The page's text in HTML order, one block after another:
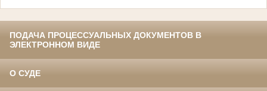
ПОДАЧА ПРОЦЕССУАЛЬНЫХ ДОКУМЕНТОВ В
ЭЛЕКТРОННОМ ВИДЕ
О СУДЕ